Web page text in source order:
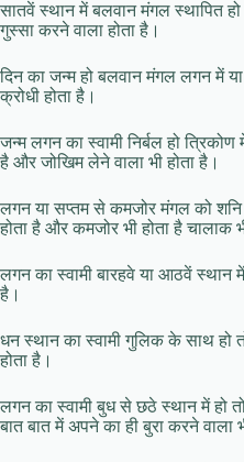
सातवें स्थान में बलवान मंगल स्थापित
गुस्सा करने वाला होता है।
दिन का जन्म हो बलवान मंगल लगन में
क्रोधी होता है।
जन्म लगन का स्वामी निर्बल हो त्रिकोण
है और जोखिम लेने वाला भी होता है।
लगन या सप्तम से कमजोर मंगल को शनि
होता है और कमजोर भी होता है चालाक
लगन का स्वामी बारहवे या आठवें स्थान
है।
धन स्थान का स्वामी गुलिक के साथ हो
होता है।
लगन का स्वामी बुध से छठे स्थान में हो
बात बात में अपने का ही बुरा करने वाला